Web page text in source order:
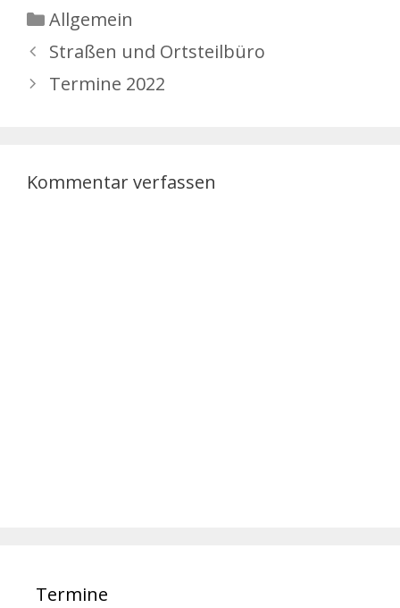
Regionalverkehr
Gera/Land GmbH (RVG)
überführt. Das ist das
interkommunalen
Kategorien
Allgemein
Straßen und Ortsteilbüro
Termine 2022
Kommentar verfassen
Termine